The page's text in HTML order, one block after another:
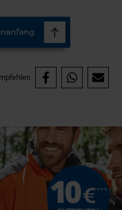
Prüfung setzen von Cookies
Speichern der Auswahl zur
Datenverarbeitung
Cookies